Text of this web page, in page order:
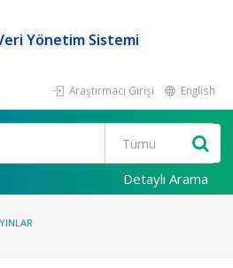
Yönetim Sistemi
Araştırmacı Girişi English
Detaylı Arama